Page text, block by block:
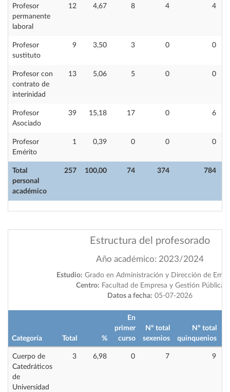
Total
personal
académico
257 100,00 74 374 784
Profesor
permanente
laboral
12 4,67 8 4 4
Profesor
sustituto
9 3,50 3 0 0
Profesor con
contrato de
interinidad
13 5,06 5 0 0
Profesor
Asociado
39 15,18 17 0 6
Profesor
Emérito
1 0,39 0 0 0
Estructura del profesorado
Año académico: 2023/2024
Estudio: Grado en Administración y Dirección de
Centro: Facultad de Empresa y Gestión Pública
Datos a fecha: 05-07-2026
Categoría Total %
En
primer
curso
Nº total
sexenios
Nº total
quinquenios
Cuerpo de
Catedráticos
de
Universidad
3 6,98 0 7 9